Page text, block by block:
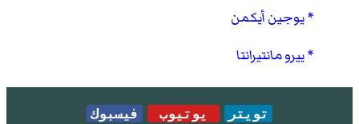
يوجين أيكمن
ييرو مانتيرانتا
تويتر يوتيوب
فيسبوك